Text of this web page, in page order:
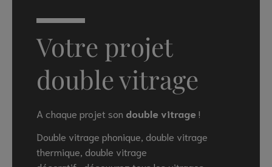
Votre projet
double vitrage
A chaque projet son double vitrage !
Double vitrage phonique, double vitrage
thermique, double vitrage